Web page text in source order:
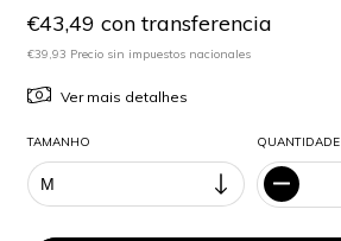
€43,49 con transferencia
€39,93 Precio sin impuestos nacionales
Ver mais detalhes
TAMANHO QUANTIDADE